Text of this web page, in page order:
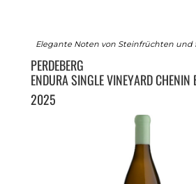
Elegante Noten von Steinfrüchten und
PERDEBERG
ENDURA SINGLE VINEYARD CHENIN
2025